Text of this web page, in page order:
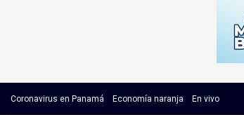
Coronavirus en Panamá Economía naranja En vivo